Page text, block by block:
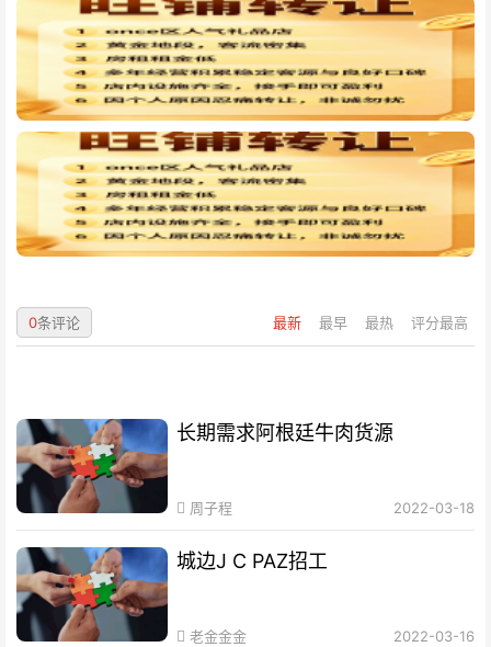
最新 最早 最热 评分最高
0条评论
长期需求阿根廷牛肉货源
周子程 2022-03-18
城边J C PAZ招工
老金金金 2022-03-16